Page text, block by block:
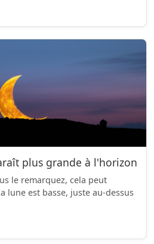
plus grande à l'horizon
le remarquez, cela peut
lune est basse, juste au-dessus